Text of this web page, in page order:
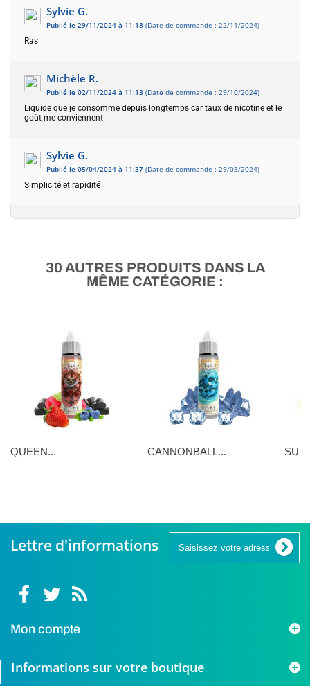
Sylvie G.
Publié le 29/11/2024 à 11:18 (Date de commande : 22/11/2024)
Ras
Michèle R.
Publié le 02/11/2024 à 11:13 (Date de commande : 29/10/2024)
Liquide que je consomme depuis longtemps car taux de nicotine et le
goût me conviennent
Sylvie G.
Publié le 05/04/2024 à 11:37 (Date de commande : 29/03/2024)
Simplicité et rapidité
30 AUTRES PRODUITS DANS LA
MÊME CATÉGORIE :
QUEEN... CANNONBALL...
Lettre d'informations
Mon compte
Informations sur votre boutique